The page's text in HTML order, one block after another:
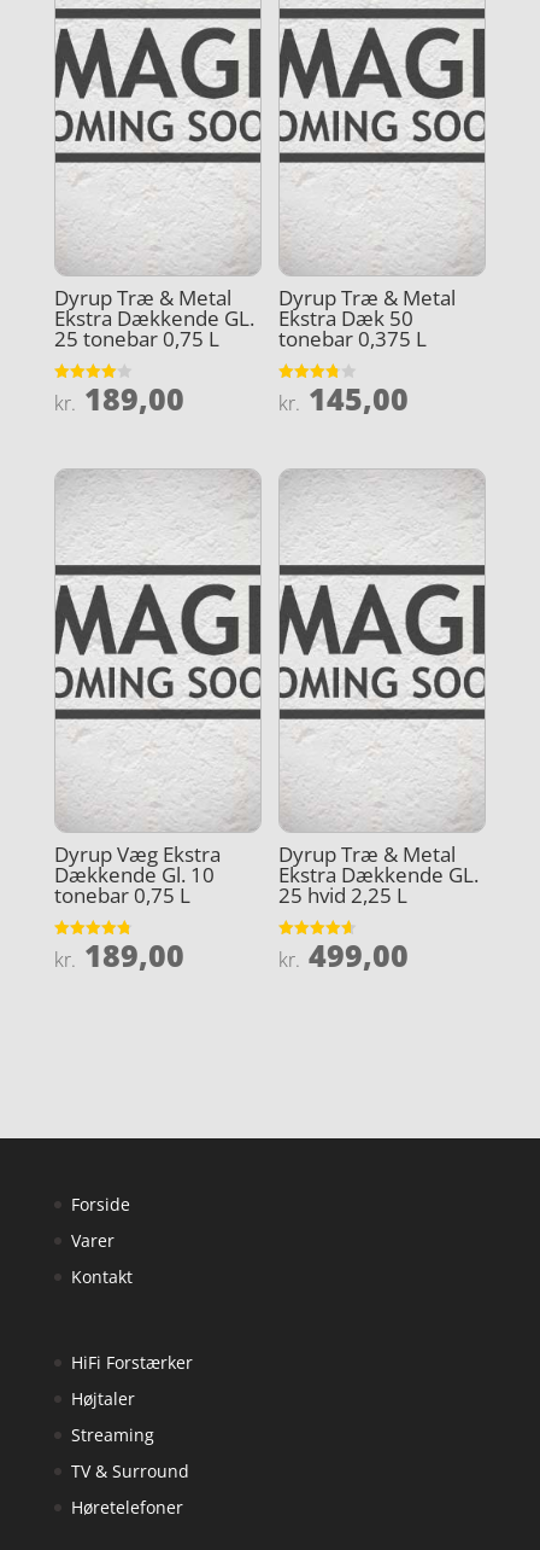
Dyrup Træ & Metal
Ekstra Dækkende GL.
25 tonebar 0,75 L
Vurderet
4
kr. 189,00
Dyrup Træ & Metal
Ekstra Dæk 50
tonebar 0,375 L
Vurderet
3.8
kr. 145,00
Dyrup Væg Ekstra
Dækkende Gl. 10
tonebar 0,75 L
Vurderet
4.8
kr. 189,00
Dyrup Træ & Metal
Ekstra Dækkende GL.
25 hvid 2,25 L
Vurderet
4.6
kr. 499,00
Forside
Varer
Kontakt
HiFi Forstærker
Højtaler
Streaming
TV & Surround
Høretelefoner